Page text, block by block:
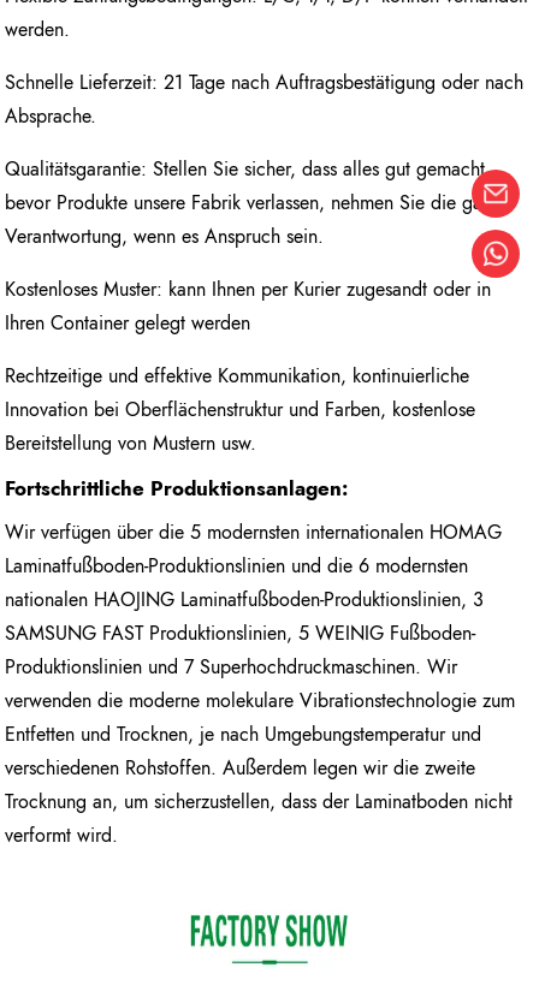
werden.
Schnelle Lieferzeit: 21 Tage nach Auftragsbestätigung oder nach
Absprache.
Qualitätsgarantie: Stellen Sie sicher, dass alles gut gemacht,
bevor Produkte unsere Fabrik verlassen, nehmen Sie die ganze
Verantwortung, wenn es Anspruch sein.
Kostenloses Muster: kann Ihnen per Kurier zugesandt oder in
Ihren Container gelegt werden
Rechtzeitige und effektive Kommunikation, kontinuierliche
Innovation bei Oberflächenstruktur und Farben, kostenlose
Bereitstellung von Mustern usw.
Fortschrittliche Produktionsanlagen:
Wir verfügen über die 5 modernsten internationalen HOMAG
Laminatfußboden-Produktionslinien und die 6 modernsten
nationalen HAOJING Laminatfußboden-Produktionslinien, 3
SAMSUNG FAST Produktionslinien, 5 WEINIG Fußboden-
Produktionslinien und 7 Superhochdruckmaschinen. Wir
verwenden die moderne molekulare Vibrationstechnologie zum
Entfetten und Trocknen, je nach Umgebungstemperatur und
verschiedenen Rohstoffen. Außerdem legen wir die zweite
Trocknung an, um sicherzustellen, dass der Laminatboden nicht
verformt wird.